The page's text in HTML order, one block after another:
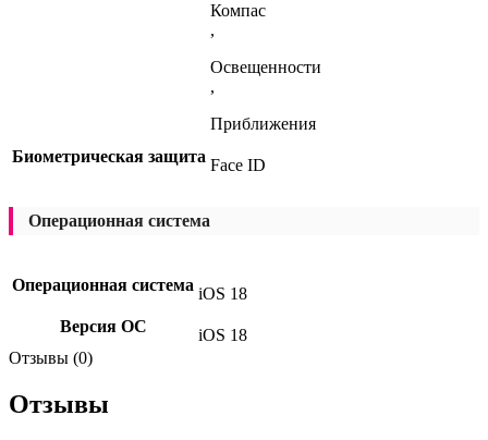
Компас
,
Освещенности
,
Приближения
Биометрическая защита Face ID
Операционная система
Операционная система iOS 18
Версия ОС
iOS 18
Отзывы (0)
Отзывы